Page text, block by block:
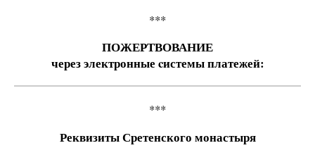
***
ПОЖЕРТВОВАНИЕ
​​через электронные cистемы платежей:
***
Реквизиты Сретенского монастыря